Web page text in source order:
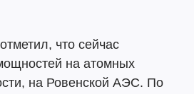
что сейчас
на атомных
на Ровенской АЭС. По